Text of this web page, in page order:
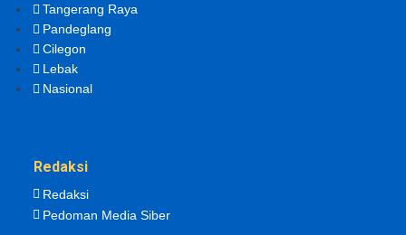
Tangerang Raya
Pandeglang
Cilegon
Lebak
Nasional
Redaksi
Redaksi
Pedoman Media Siber